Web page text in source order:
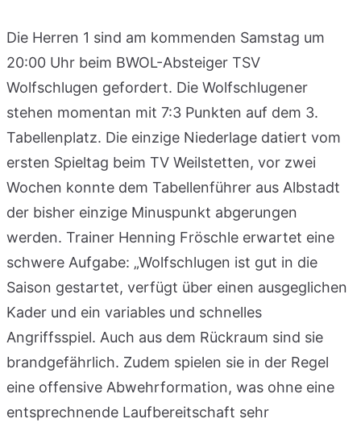
Die Herren 1 sind am kommenden Samstag um
20:00 Uhr beim BWOL-Absteiger TSV
Wolfschlugen gefordert. Die Wolfschlugener
stehen momentan mit 7:3 Punkten auf dem 3.
Tabellenplatz. Die einzige Niederlage datiert vom
ersten Spieltag beim TV Weilstetten, vor zwei
Wochen konnte dem Tabellenführer aus Albstadt
der bisher einzige Minuspunkt abgerungen
werden. Trainer Henning Fröschle erwartet eine
schwere Aufgabe: „Wolfschlugen ist gut in die
Saison gestartet, verfügt über einen ausgeglichen
Kader und ein variables und schnelles
Angriffsspiel. Auch aus dem Rückraum sind sie
brandgefährlich. Zudem spielen sie in der Regel
eine offensive Abwehrformation, was ohne eine
entsprechnende Laufbereitschaft sehr